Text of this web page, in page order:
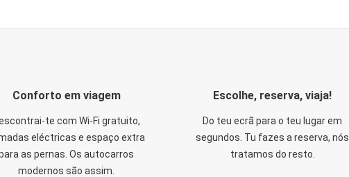
Conforto em viagem
te com Wi-Fi gratuito,
eléctricas e espaço extra
as pernas. Os autocarros
modernos são assim.
Escolhe, reserva, viaja!
Do teu ecrã para o teu lugar em
segundos. Tu fazes a reserva, nós
tratamos do resto.